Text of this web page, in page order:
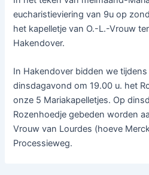
eucharistieviering van 9u op
het kapelletje van O.-L.-Vrouw
Hakendover.
In Hakendover bidden we
dinsdagavond om 19.00 u. het
onze 5 Mariakapelletjes. Op
Rozenhoedje gebeden worden
Vrouw van Lourdes (hoeve
Processieweg.